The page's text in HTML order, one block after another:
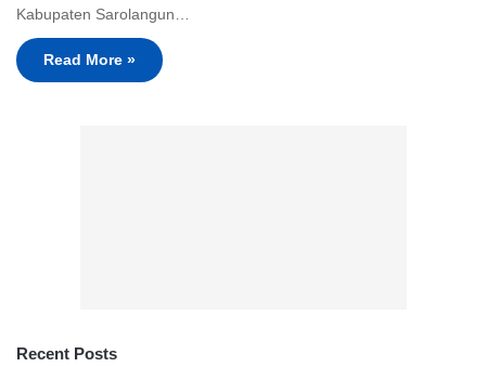
Kabupaten Sarolangun…
Read More »
Recent Posts